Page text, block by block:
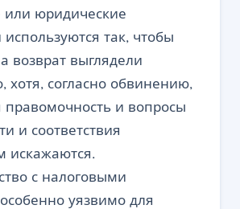
юридические
используются так, чтобы
возврат выглядели
хотя, согласно обвинению,
правомочность и вопросы
и соответствия
искажаются.
с налоговыми
уязвимо для